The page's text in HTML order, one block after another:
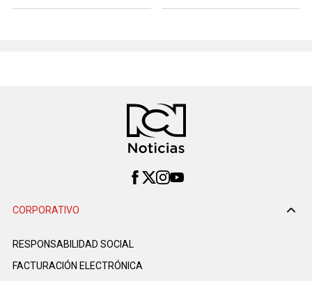
CORPORATIVO
RESPONSABILIDAD SOCIAL
FACTURACIÓN ELECTRÓNICA